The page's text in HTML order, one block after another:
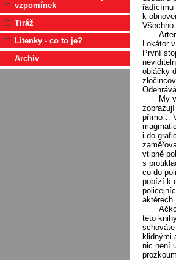
vzpomínek
Tiráž
Litenky - co to je?
Archiv
řádícímu
k
Všechno
Lokátor
První
obláčky
My
přímo…
i do
vtipně
s
co do
pobízí k
této
klidnými
nic není